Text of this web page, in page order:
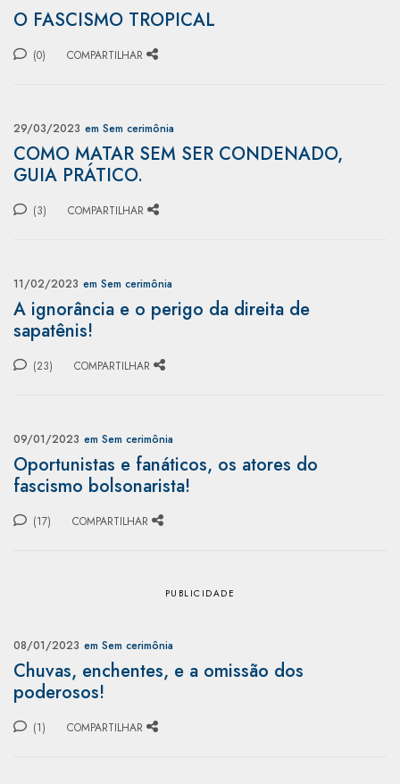
O FASCISMO TROPICAL
(0) COMPARTILHAR
29/03/2023 em Sem cerimônia
COMO MATAR SEM SER CONDENADO,
GUIA PRÁTICO.
(3) COMPARTILHAR
11/02/2023 em Sem cerimônia
A ignorância e o perigo da direita de
sapatênis!
(23) COMPARTILHAR
09/01/2023 em Sem cerimônia
Oportunistas e fanáticos, os atores do
fascismo bolsonarista!
(17) COMPARTILHAR
08/01/2023 em Sem cerimônia
Chuvas, enchentes, e a omissão dos
poderosos!
(1) COMPARTILHAR